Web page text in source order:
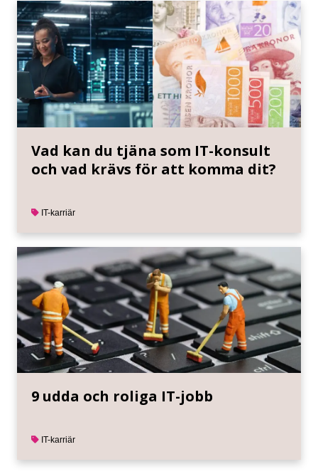
Vad kan du tjäna som IT-konsult
och vad krävs för att komma dit?
IT-karriär
9 udda och roliga IT-jobb
IT-karriär